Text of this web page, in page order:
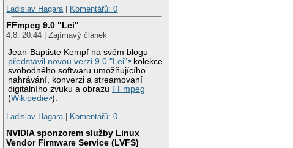
Ladislav Hagara| Komentářů: 0
FFmpeg 9.0 "Lei"
4.8. 20:44 | Zajímavý článek
Jean-Baptiste Kempf na svém blogu
představil novou verzi 9.0 "Lei"
kolekce
svobodného softwaru umožňujícího
nahrávání, konverzi a streamovaní
digitálního zvuku a obrazu FFmpeg
(Wikipedie ).
Ladislav Hagara| Komentářů: 0
NVIDIA sponzorem služby Linux
Vendor Firmware Service (LVFS)